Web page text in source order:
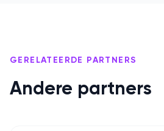
GERELATEERDE PARTNERS
Andere partners